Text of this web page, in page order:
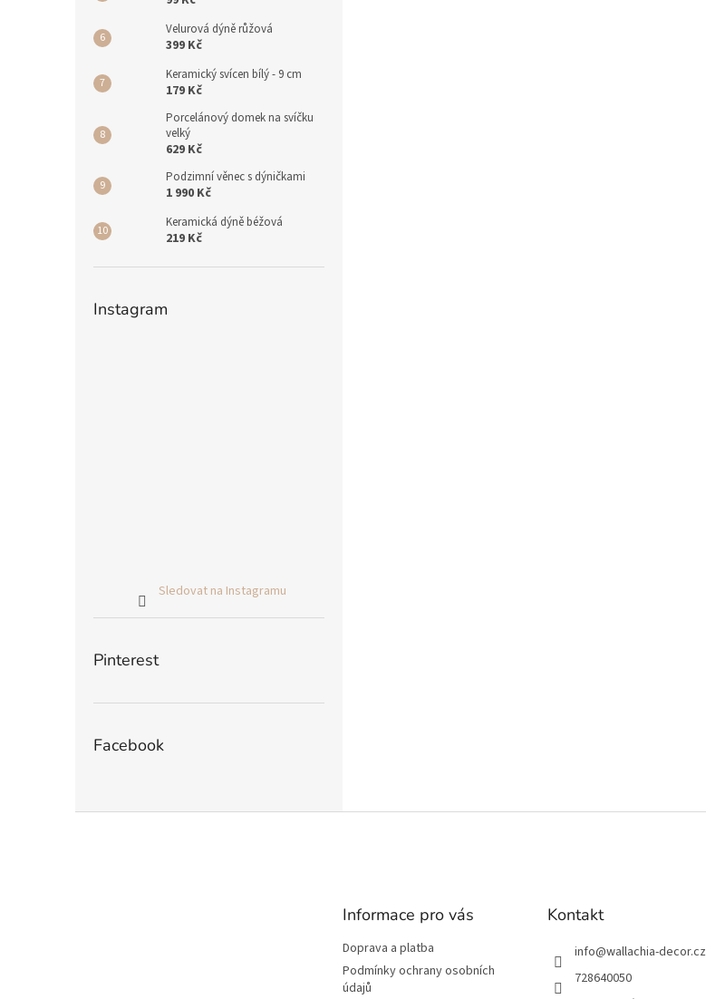
Velurová dýně růžová
399 Kč
Keramický svícen bílý - 9 cm
179 Kč
Porcelánový domek na svíčku
velký
629 Kč
Podzimní věnec s dýničkami
1 990 Kč
Keramická dýně béžová
219 Kč
Instagram
Sledovat na Instagramu
Pinterest
Facebook
Informace pro vás
Doprava a platba
Podmínky ochrany osobních
údajů
Kontakt
info@wallachia-decor.cz
728640050